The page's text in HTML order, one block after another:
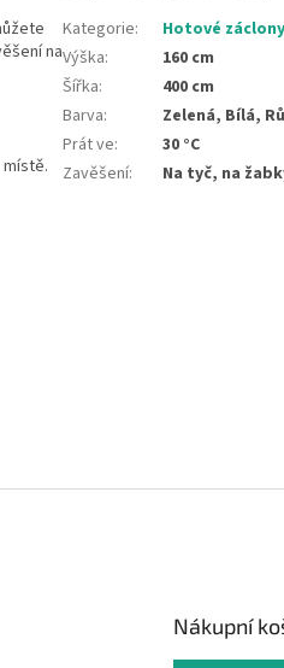
na
Kategorie:
Hotové záclony
Výška:
160 cm
Šířka:
400 cm
Barva:
Zelená, Bílá,
Prát ve:
30 °C
Zavěšení: Na tyč, na
Nákupní